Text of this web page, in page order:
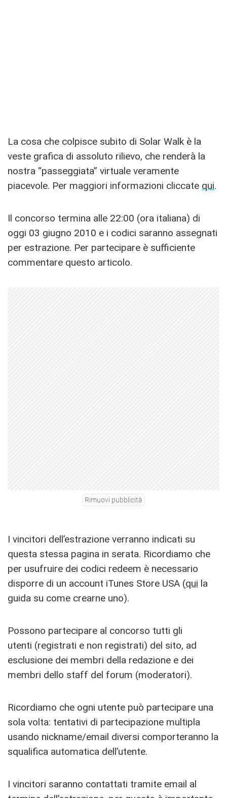
La cosa che colpisce subito di Solar Walk è la
veste grafica di assoluto rilievo, che renderà la
nostra “passeggiata” virtuale veramente
piacevole. Per maggiori informazioni cliccate qui.
Il concorso termina alle 22:00 (ora italiana) di
oggi 03 giugno 2010 e i codici saranno assegnati
per estrazione. Per partecipare è sufficiente
commentare questo articolo.
Rimuovi pubblicità
I vincitori dell’estrazione verranno indicati su
questa stessa pagina in serata. Ricordiamo che
per usufruire dei codici redeem è necessario
disporre di un account iTunes Store USA (qui la
guida su come crearne uno).
Possono partecipare al concorso tutti gli
utenti (registrati e non registrati) del sito, ad
esclusione dei membri della redazione e dei
membri dello staff del forum (moderatori).
Ricordiamo che ogni utente può partecipare una
sola volta: tentativi di partecipazione multipla
usando nickname/email diversi comporteranno la
squalifica automatica dell’utente.
I vincitori saranno contattati tramite email al